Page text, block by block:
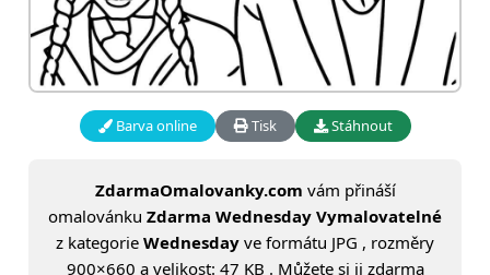
Barva online Tisk Stáhnout
ZdarmaOmalovanky.com vám přináší
omalovánku Zdarma Wednesday Vymalovatelné
z kategorie Wednesday ve formátu JPG , rozměry
900×660 a velikost: 47 KB . Můžete si ji zdarma